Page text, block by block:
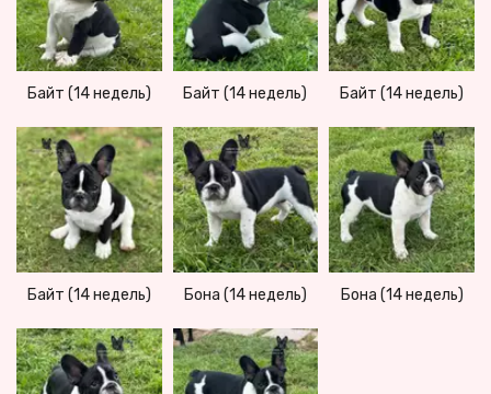
Байт (14 недель) Байт (14 недель) Байт (14 недель)
Байт (14 недель) Бона (14 недель) Бона (14 недель)